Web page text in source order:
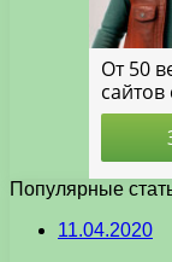
Популярные
11.04.2020